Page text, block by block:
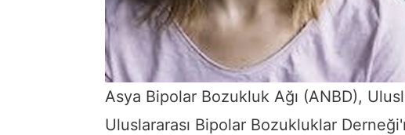
Asya Bipolar Bozukluk Ağı (ANBD),
Uluslararası Bipolar Bozukluklar